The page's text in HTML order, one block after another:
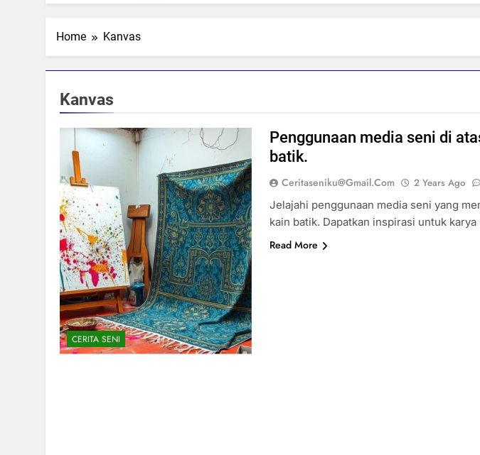
Home Kanvas
Kanvas
CERITA SENI
Penggunaan media seni di
batik.
Ceritaseniku@gmail.com 2 Years Ago
Jelajahi penggunaan media seni yang
kain batik. Dapatkan inspirasi untuk karya
Read More